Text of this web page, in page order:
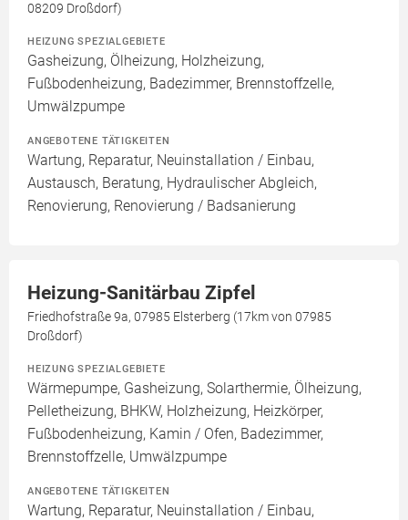
08209 Droßdorf)
HEIZUNG SPEZIALGEBIETE
Gasheizung, Ölheizung, Holzheizung,
Fußbodenheizung, Badezimmer, Brennstoffzelle,
Umwälzpumpe
ANGEBOTENE TÄTIGKEITEN
Wartung, Reparatur, Neuinstallation / Einbau,
Austausch, Beratung, Hydraulischer Abgleich,
Renovierung, Renovierung / Badsanierung
Heizung-Sanitärbau Zipfel
Friedhofstraße 9a, 07985 Elsterberg (17km von 07985
Droßdorf)
HEIZUNG SPEZIALGEBIETE
Wärmepumpe, Gasheizung, Solarthermie, Ölheizung,
Pelletheizung, BHKW, Holzheizung, Heizkörper,
Fußbodenheizung, Kamin / Ofen, Badezimmer,
Brennstoffzelle, Umwälzpumpe
ANGEBOTENE TÄTIGKEITEN
Wartung, Reparatur, Neuinstallation / Einbau,